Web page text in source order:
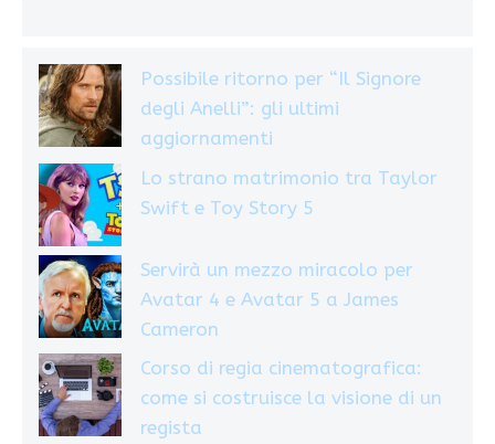
Possibile ritorno per “Il Signore
degli Anelli”: gli ultimi
aggiornamenti
Lo strano matrimonio tra Taylor
Swift e Toy Story 5
Servirà un mezzo miracolo per
Avatar 4 e Avatar 5 a James
Cameron
Corso di regia cinematografica:
come si costruisce la visione di un
regista